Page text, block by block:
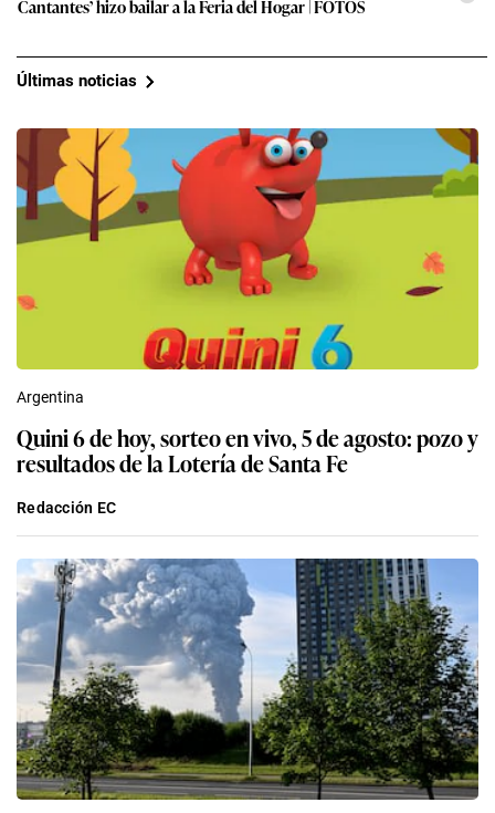
Cantantes’ hizo bailar a la Feria del Hogar | FOTOS
Últimas noticias
Argentina
Quini 6 de hoy, sorteo en vivo, 5 de agosto: pozo y
resultados de la Lotería de Santa Fe
Redacción EC